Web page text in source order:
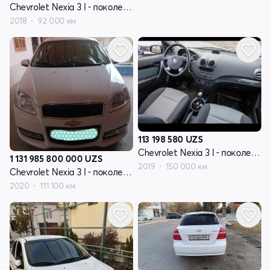
Chevrolet Nexia 3 I - поколение
2018 92 000 км
1 131 985 800 000 UZS
Chevrolet Nexia 3 I - поколение
2020 111 100 км
113 198 580 UZS
Chevrolet Nexia 3 I - поколение
2019 150 000 км